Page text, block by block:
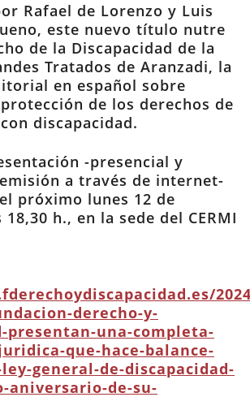
Rafael de Lorenzo y Luis
este nuevo título nutre
de la Discapacidad de la
Tratados de Aranzadi, la
en español sobre
de los derechos de
discapacidad.
-presencial y
a través de internet-
próximo lunes 12 de
h., en la sede del CERMI
derecho-y-
presentan-una-completa-
que-hace-balance-
general-de-discapacidad-
aniversario-de-su-